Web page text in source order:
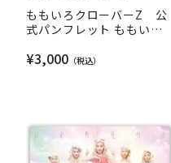
ももいろクローバーZ 公
式パンフレット ももいろ
サンサンサマータイム～
¥3,000